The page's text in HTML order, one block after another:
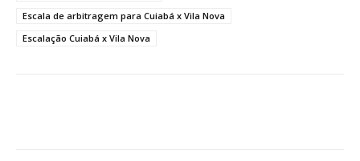
Escala de arbitragem para Cuiabá x Vila Nova
Escalação Cuiabá x Vila Nova